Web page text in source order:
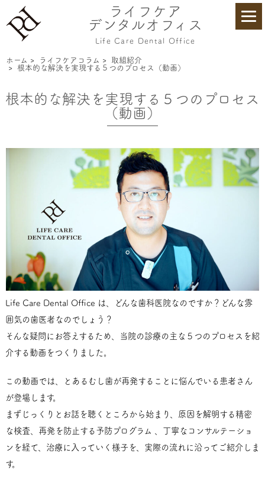
ライフケア
デンタルオフィス
Life Care Dental Office
ホーム > ライフケアコラム > 取組紹介
> 根本的な解決を実現する５つのプロセス（動画）
根本的な解決を実現する５つのプロセス
（動画）
Life Care Dental Office は、どんな歯科医院なのですか？どんな雰
囲気の歯医者なのでしょう？
そんな疑問にお答えするため、当院の診療の主な５つのプロセスを紹
介する動画をつくりました。
この動画では、とあるむし歯が再発することに悩んでいる患者さん
が登場します。
まずじっくりとお話を聴くところから始まり、原因を解明する精密
な検査、再発を防止する予防プログラム、丁寧なコンサルテーショ
ンを経て、治療に入っていく様子を、実際の流れに沿ってご紹介しま
す。